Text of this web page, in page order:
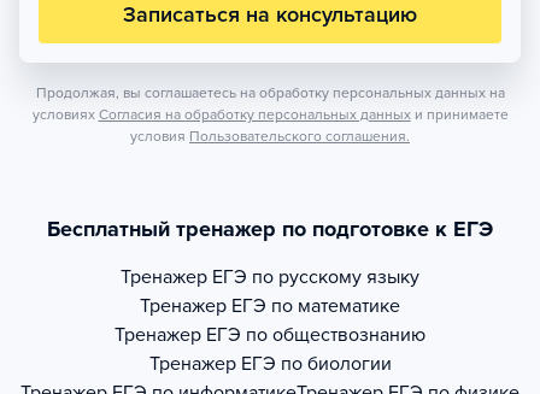
Записаться на консультацию
Продолжая, вы соглашаетесь на обработку персональных данных на
условиях Согласия на обработку персональных данных и принимаете
условия Пользовательского соглашения.
Бесплатный тренажер по подготовке к ЕГЭ
Тренажер ЕГЭ по русскому языку
Тренажер ЕГЭ по математике
Тренажер ЕГЭ по обществознанию
Тренажер ЕГЭ по биологии